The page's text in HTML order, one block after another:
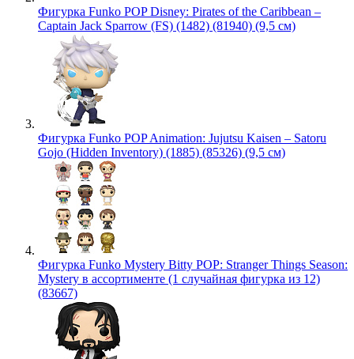
Фигурка Funko POP Disney: Pirates of the Caribbean –
Captain Jack Sparrow (FS) (1482) (81940) (9,5 см)
Фигурка Funko POP Animation: Jujutsu Kaisen – Satoru
Gojo (Hidden Inventory) (1885) (85326) (9,5 см)
Фигурка Funko Mystery Bitty POP: Stranger Things Season:
Mystery в ассортименте (1 случайная фигурка из 12)
(83667)